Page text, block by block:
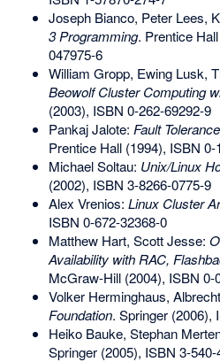
Joseph Bianco, Peter Lees,
3 Programming. Prentice
047975-6
William Gropp, Ewing Lusk,
Beowolf Cluster Computing
(2003), ISBN 0-262-69292-9
Pankaj Jalote: Fault
Prentice Hall (1994), ISBN 0-
Michael Soltau: Unix/Linux
(2002), ISBN 3-8266-0775-9
Alex Vrenios: Linux Cluster
ISBN 0-672-32368-0
Matthew Hart, Scott Jesse:
Availability with RAC,
McGraw-Hill (2004), ISBN 0-
Volker Herminghaus,
Foundation. Springer (2006),
Heiko Bauke, Stephan
Springer (2005), ISBN 3-